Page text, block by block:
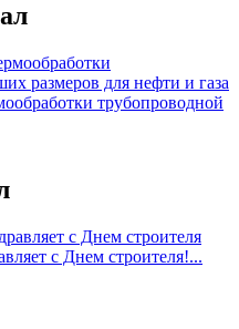
трубопроводной
с Днем строителя!...